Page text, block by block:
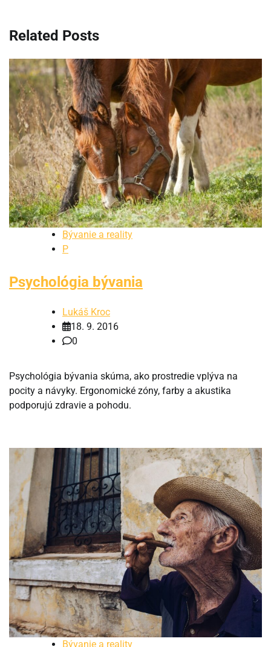
Related Posts
Bývanie a reality
P
Psychológia bývania
Lukáš Kroc
18. 9. 2016
0
Psychológia bývania skúma, ako prostredie vplýva na
pocity a návyky. Ergonomické zóny, farby a akustika
podporujú zdravie a pohodu.
Bývanie a reality